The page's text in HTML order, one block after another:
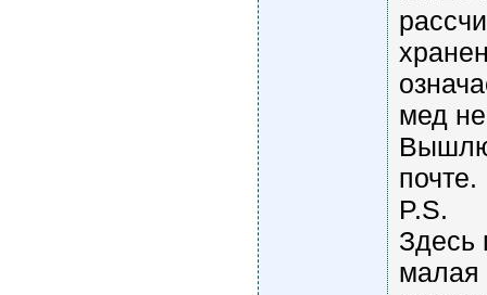
мед
Вышлю
P.S.
Здесь
малая